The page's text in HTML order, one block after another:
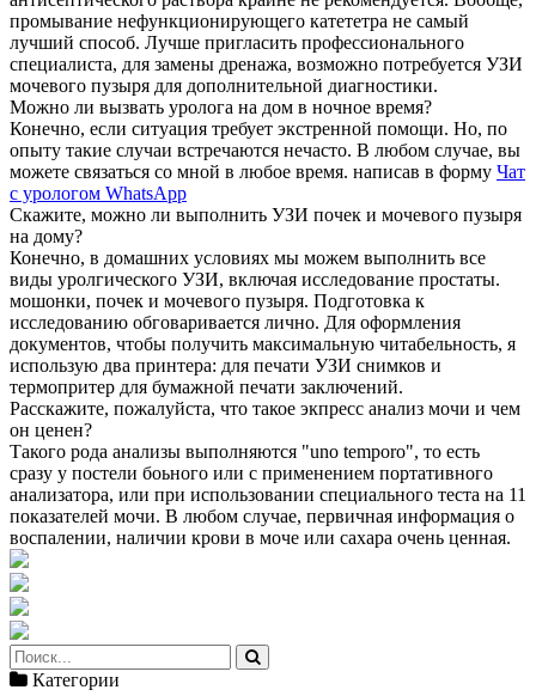
промывание нефункционирующего катететра не самый
лучший способ. Лучше пригласить профессионального
специалиста, для замены дренажа, возможно потребуется УЗИ
мочевого пузыря для дополнительной диагностики.
Можно ли вызвать уролога на дом в ночное время?
Конечно, если ситуация требует экстренной помощи. Но, по
опыту такие случаи встречаются нечасто. В любом случае, вы
можете связаться со мной в любое время. написав в форму Чат
с урологом WhatsApp
Скажите, можно ли выполнить УЗИ почек и мочевого пузыря
на дому?
Конечно, в домашних условиях мы можем выполнить все
виды уролгического УЗИ, включая исследование простаты.
мошонки, почек и мочевого пузыря. Подготовка к
исследованию обговаривается лично. Для оформления
документов, чтобы получить максимальную читабельность, я
использую два принтера: для печати УЗИ снимков и
термопритер для бумажной печати заключений.
Расскажите, пожалуйста, что такое экпресс анализ мочи и чем
он ценен?
Такого рода анализы выполняются "uno temporo", то есть
сразу у постели боьного или с применением портативного
анализатора, или при использовании специального теста на 11
показателей мочи. В любом случае, первичная информация о
воспалении, наличии крови в моче или сахара очень ценная.
Категории